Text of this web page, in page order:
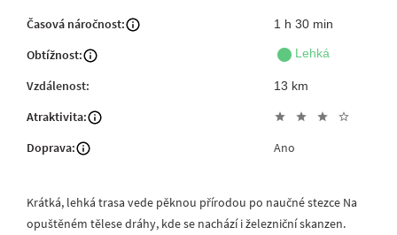
Obtížnost:
1 h 30 min
Vzdálenost:
fiber_manual_record Lehká
13 km
Doprava:
Atraktivita:
Časová náročnost:
star star star star_outline
Ano
Krátká, lehká trasa vede pěknou přírodou po naučné stezce Na
opuštěném tělese dráhy, kde se nachází i železniční skanzen.